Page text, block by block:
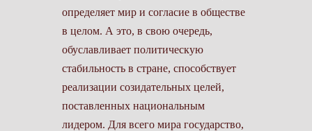
определяет мир и согласие в обществе
в целом. А это, в свою очередь,
обуславливает политическую
стабильность в стране, способствует
реализации созидательных целей,
поставленных национальным
лидером. Для всего мира государство,